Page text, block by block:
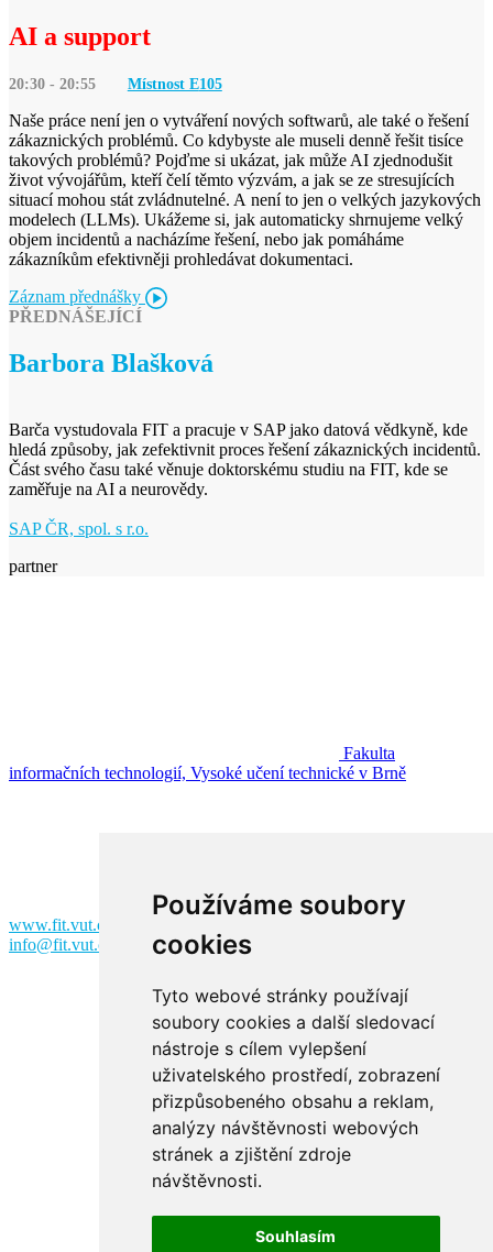
Používáme soubory
cookies
Tyto webové stránky používají
soubory cookies a další sledovací
nástroje s cílem vylepšení
uživatelského prostředí, zobrazení
přizpůsobeného obsahu a reklam,
analýzy návštěvnosti webových
stránek a zjištění zdroje
návštěvnosti.
Souhlasím
AI a support
20:30 - 20:55 Místnost E105
Naše práce není jen o vytváření nových softwarů, ale také o řešení
zákaznických problémů. Co kdybyste ale museli denně řešit tisíce
takových problémů? Pojďme si ukázat, jak může AI zjednodušit
život vývojářům, kteří čelí těmto výzvám, a jak se ze stresujících
situací mohou stát zvládnutelné. A není to jen o velkých jazykových
modelech (LLMs). Ukážeme si, jak automaticky shrnujeme velký
objem incidentů a nacházíme řešení, nebo jak pomáháme
zákazníkům efektivněji prohledávat dokumentaci.
Záznam přednášky
PŘEDNÁŠEJÍCÍ
Barbora Blašková
Barča vystudovala FIT a pracuje v SAP jako datová vědkyně, kde
hledá způsoby, jak zefektivnit proces řešení zákaznických incidentů.
Část svého času také věnuje doktorskému studiu na FIT, kde se
zaměřuje na AI a neurovědy.
SAP ČR, spol. s r.o.
partner
Fakulta
informačních technologií, Vysoké učení technické v Brně
www.fit.vut.cz
info@fit.vut.cz
Facebook